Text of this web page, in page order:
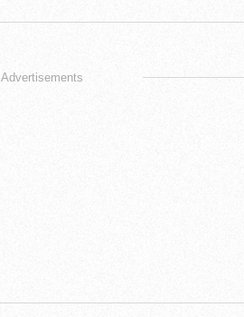
Advertisements